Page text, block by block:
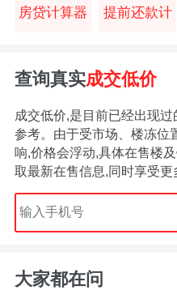
房贷计算器 提前还款计
查询真实成交低价
成交低价,是目前已经出现
参考。由于受市场、楼冻位
响,价格会浮动,具体在售楼
取最新在售信息,同时享受更
大家都在问